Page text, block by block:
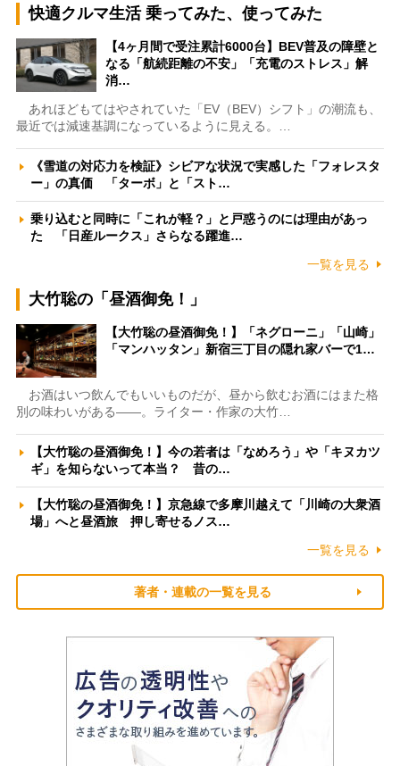
快適クルマ生活 乗ってみた、使ってみた
【4ヶ月間で受注累計6000台】BEV普及の障壁と
なる「航続距離の不安」「充電のストレス」解
消…
あれほどもてはやされていた「EV（BEV）シフト」の潮流も、
最近では減速基調になっているように見える。…
《雪道の対応力を検証》シビアな状況で実感した「フォレスタ
ー」の真価 「ターボ」と「スト…
乗り込むと同時に「これが軽？」と戸惑うのには理由があっ
た 「日産ルークス」さらなる躍進…
一覧を見る
大竹聡の「昼酒御免！」
【大竹聡の昼酒御免！】「ネグローニ」「山崎」
「マンハッタン」新宿三丁目の隠れ家バーで1…
お酒はいつ飲んでもいいものだが、昼から飲むお酒にはまた格
別の味わいがある――。ライター・作家の大竹…
【大竹聡の昼酒御免！】今の若者は「なめろう」や「キヌカツ
ギ」を知らないって本当？ 昔の…
【大竹聡の昼酒御免！】京急線で多摩川越えて「川崎の大衆酒
場」へと昼酒旅 押し寄せるノス…
一覧を見る
著者・連載の一覧を見る